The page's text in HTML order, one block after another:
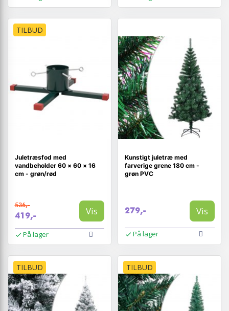
TILBUD
Juletræsfod med
vandbeholder 60 × 60 × 16
cm - grøn/rød
536,-
419,- Vis
På lager
Kunstigt juletræ med
farverige grene 180 cm -
grøn PVC
279,- Vis
På lager
TILBUD TILBUD